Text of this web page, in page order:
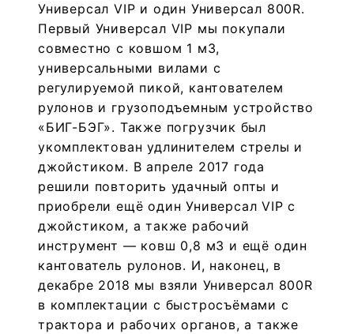
Универсал VIP и один Универсал 800R.
Первый Универсал VIP мы покупали
совместно с ковшом 1 м3,
универсальными вилами с
регулируемой пикой, кантователем
рулонов и грузоподъемным устройство
«БИГ-БЭГ». Также погрузчик был
укомплектован удлинителем стрелы и
джойстиком. В апреле 2017 года
решили повторить удачный опты и
приобрели ещё один Универсал VIP с
джойстиком, а также рабочий
инструмент — ковш 0,8 м3 и ещё один
кантователь рулонов. И, наконец, в
декабре 2018 мы взяли Универсал 800R
в комплектации с быстросъёмами с
трактора и рабочих органов, а также